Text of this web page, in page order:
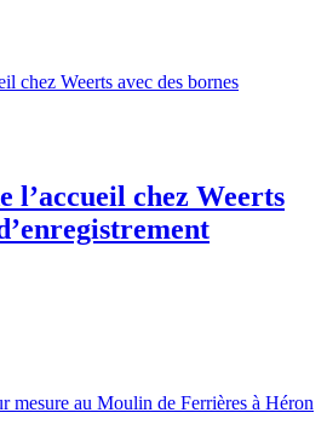
l’accueil chez Weerts